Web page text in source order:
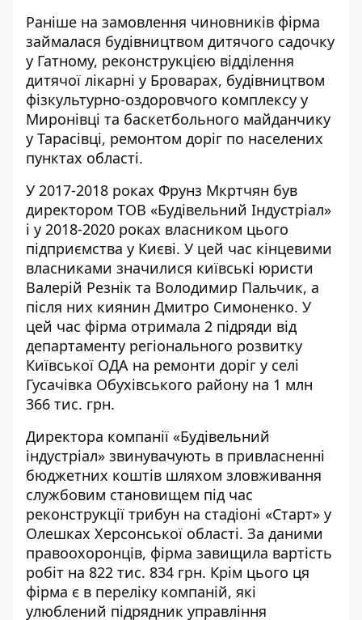
Раніше на замовлення чиновників фірма
займалася будівництвом дитячого садочку
у Гатному, реконструкцією відділення
дитячої лікарні у Броварах, будівництвом
фізкультурно-оздоровчого комплексу у
Миронівці та баскетбольного майданчику
у Тарасівці, ремонтом доріг по населених
пунктах області.
У 2017-2018 роках Фрунз Мкртчян був
директором ТОВ «Будівельний Індустріал»
і у 2018-2020 роках власником цього
підприємства у Києві. У цей час кінцевими
власниками значилися київські юристи
Валерій Резнік та Володимир Пальчик, а
після них киянин Дмитро Симоненко. У
цей час фірма отримала 2 підряди від
департаменту регіонального розвитку
Київської ОДА на ремонти доріг у селі
Гусачівка Обухівського району на 1 млн
366 тис. грн.
Директора компанії «Будівельний
індустріал» звинувачують в привласненні
бюджетних коштів шляхом зловживання
службовим становищем під час
реконструкції трибун на стадіоні «Старт» у
Олешках Херсонської області. За даними
правоохоронців, фірма завищила вартість
робіт на 822 тис. 834 грн. Крім цього ця
фірма є в переліку компаній, які
улюблений підрядник управління